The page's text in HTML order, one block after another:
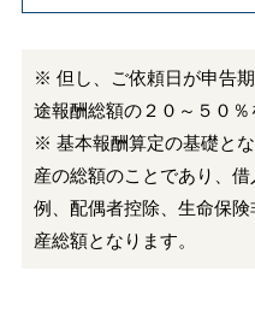
※ 但し、ご依頼日が申告
途報酬総額の２０～５０％
※ 基本報酬算定の基礎と
産の総額のことであり、
例、配偶者控除、生命保
産総額となります。